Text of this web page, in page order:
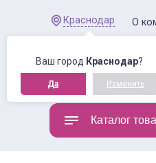
Ваш город Краснодар?
Да Изменить
Краснодар О
товары для
Каталог